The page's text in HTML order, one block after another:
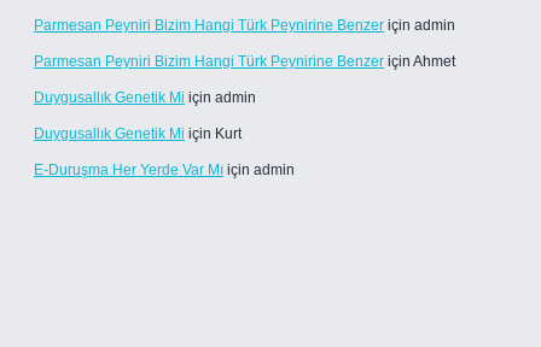
Parmesan Peyniri Bizim Hangi Türk Peynirine Benzer için admin
Parmesan Peyniri Bizim Hangi Türk Peynirine Benzer için Ahmet
Duygusallık Genetik Mi için admin
Duygusallık Genetik Mi için Kurt
E-Duruşma Her Yerde Var Mı için admin